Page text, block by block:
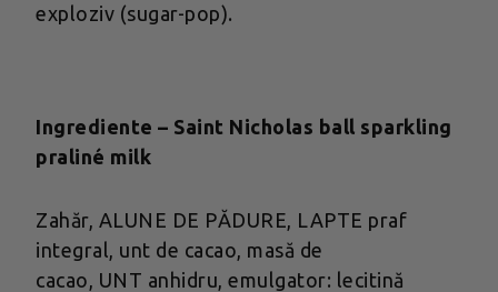
exploziv (sugar-pop).
Ingrediente – Saint Nicholas ball sparkling
praliné milk
Zahăr, ALUNE DE PĂDURE, LAPTE praf
integral, unt de cacao, masă de
cacao, UNT anhidru, emulgator: lecitină